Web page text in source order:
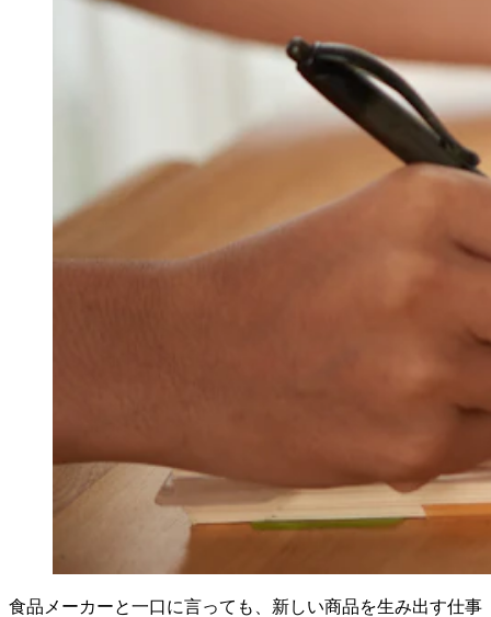
食品メーカーと一口に言っても、新しい商品を生み出す仕事